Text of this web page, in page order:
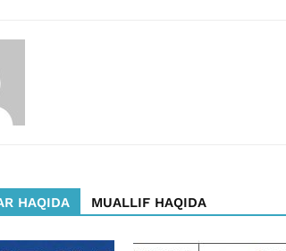
HAQIDA MUALLIF HAQIDA